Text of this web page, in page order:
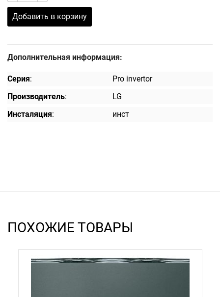
Добавить в корзину
Дополнительная информация:
Серия:
Pro invertor
Производитель:
LG
Инсталяция: инст
ПОХОЖИЕ ТОВАРЫ